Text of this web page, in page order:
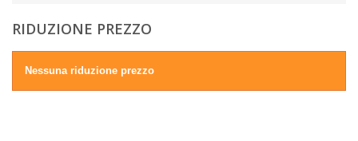
RIDUZIONE PREZZO
Nessuna riduzione prezzo